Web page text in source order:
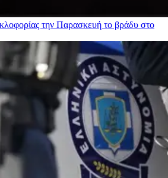
την Παρασκευή το βράδυ στο